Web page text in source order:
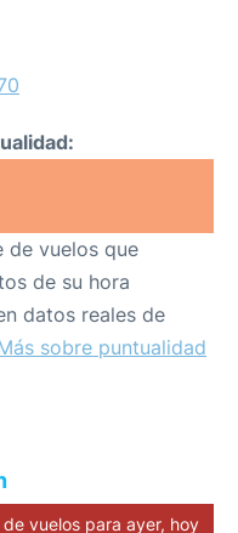
de vuelos que
de su hora
datos reales de
sobre puntualidad
vuelos para ayer, hoy